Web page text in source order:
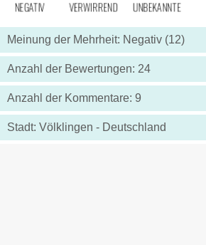
Meinung der Mehrheit: Negativ (12)
Anzahl der Bewertungen: 24
Anzahl der Kommentare: 9
Stadt: Völklingen - Deutschland